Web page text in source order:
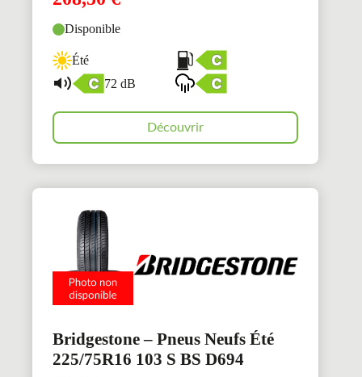
Disponible
Été
72 dB
Découvrir
Bridgestone – Pneus Neufs Été
225/75R16 103 S BS D694